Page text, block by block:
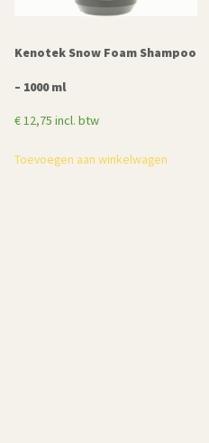
Kenotek Snow Foam Shampoo
– 1000 ml
€12,75 incl. btw
Toevoegen aan winkelwagen